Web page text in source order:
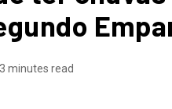
3 minutes read